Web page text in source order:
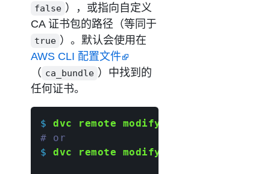
false ），或指向自定义
CA 证书包的路径（等同于
true ）。默认会使用在
AWS CLI 配置文件
（ ca_bundle ）中找到的
任何证书。
$ dvc remote modify
# or
$ dvc remote modify